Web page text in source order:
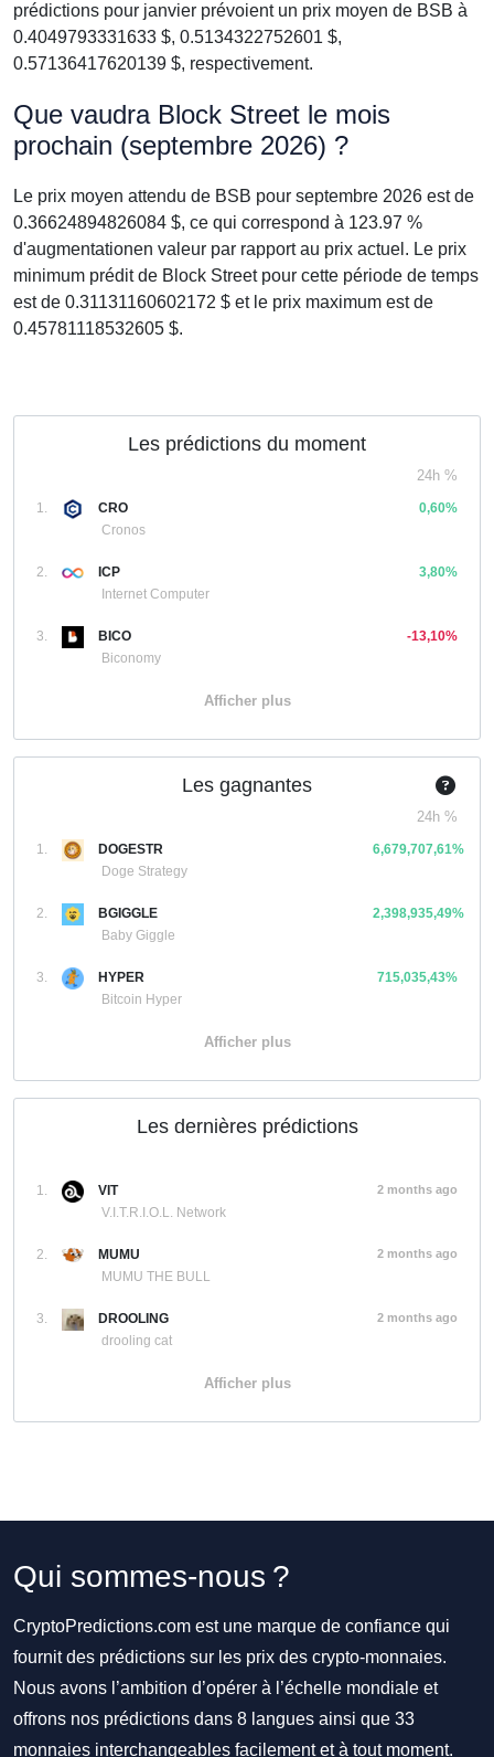
prédictions pour janvier prévoient un prix moyen de BSB à
0.4049793331633 $, 0.5134322752601 $,
0.57136417620139 $, respectivement.
Que vaudra Block Street le mois
prochain (septembre 2026) ?
Le prix moyen attendu de BSB pour septembre 2026 est de
0.36624894826084 $, ce qui correspond à 123.97 %
d'augmentationen valeur par rapport au prix actuel. Le prix
minimum prédit de Block Street pour cette période de temps
est de 0.31131160602172 $ et le prix maximum est de
0.45781118532605 $.
Les prédictions du moment
24h %
1.
CRO
Cronos
0,60%
2.
ICP
Internet Computer
3,80%
3.
BICO
Biconomy
-13,10%
Afficher plus
Les gagnantes
24h %
1.
DOGESTR
Doge Strategy
6,679,707,61%
2.
BGIGGLE
Baby Giggle
2,398,935,49%
3.
HYPER
Bitcoin Hyper
715,035,43%
Afficher plus
Les dernières prédictions
1.
VIT
V.I.T.R.I.O.L. Network
2 months ago
2.
MUMU
MUMU THE BULL
2 months ago
3.
DROOLING
drooling cat
2 months ago
Afficher plus
Qui sommes-nous ?
CryptoPredictions.com est une marque de confiance qui
fournit des prédictions sur les prix des crypto-monnaies.
Nous avons l’ambition d’opérer à l’échelle mondiale et
offrons nos prédictions dans 8 langues ainsi que 33
monnaies interchangeables facilement et à tout moment.